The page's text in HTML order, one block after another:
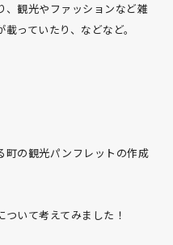
、観光やファッションなど雑
っていたり、などなど。
町の観光パンフレットの作成
ついて考えてみました！